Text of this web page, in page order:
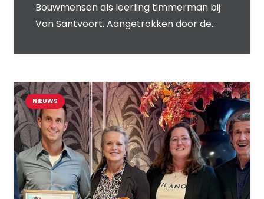
Bouwmensen als leerling timmerman bij
Van Santvoort. Aangetrokken door de…
NIEUWS